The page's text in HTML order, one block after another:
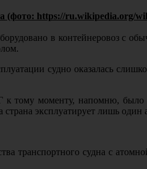
(фото: https://ru.wikipedia.org/
в контейнеровоз с
судно оказалась
тому моменту, напомню, было
эксплуатирует лишь
транспортного судна с